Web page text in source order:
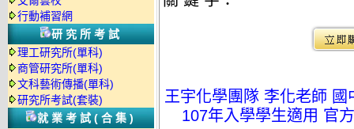
行動補習網
研究所考試
理工研究所(單科)
商管研究所(單科)
文科藝術傳播(單科)
研究所考試(套裝)
就業考試(合集)
王宇化學團隊 李化老師
107年入學學生適用 官